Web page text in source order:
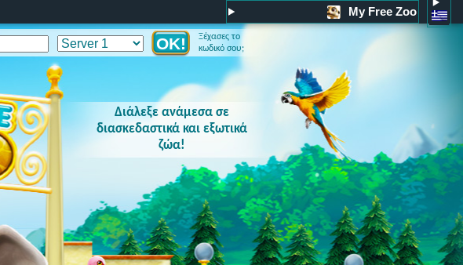
My Free Zoo
Διάλεξε ανάμεσα σε
διασκεδαστικά και εξωτικά
ζώα!
Ξέχασες το
κωδικό σου;